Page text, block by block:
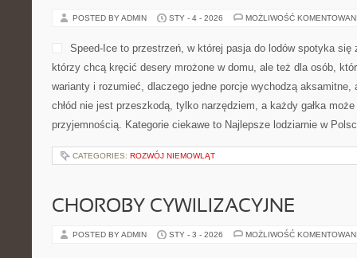
POSTED BY ADMIN STY - 4 - 2026 MOŻLIWOŚĆ
Speed-Ice to przestrzeń, w której pasja do lodów spotyka
którzy chcą kręcić desery mrożone w domu, ale też dla osób,
warianty i rozumieć, dlaczego jedne porcje wychodzą aksamitne,
chłód nie jest przeszkodą, tylko narzędziem, a każdy gałka może
przyjemnością. Kategorie ciekawe to Najlepsze lodziarnie w
CATEGORIES: ROZWÓJ NIEMOWLĄT
CHOROBY CYWILIZACYJNE
POSTED BY ADMIN STY - 3 - 2026 MOŻLIWOŚĆ